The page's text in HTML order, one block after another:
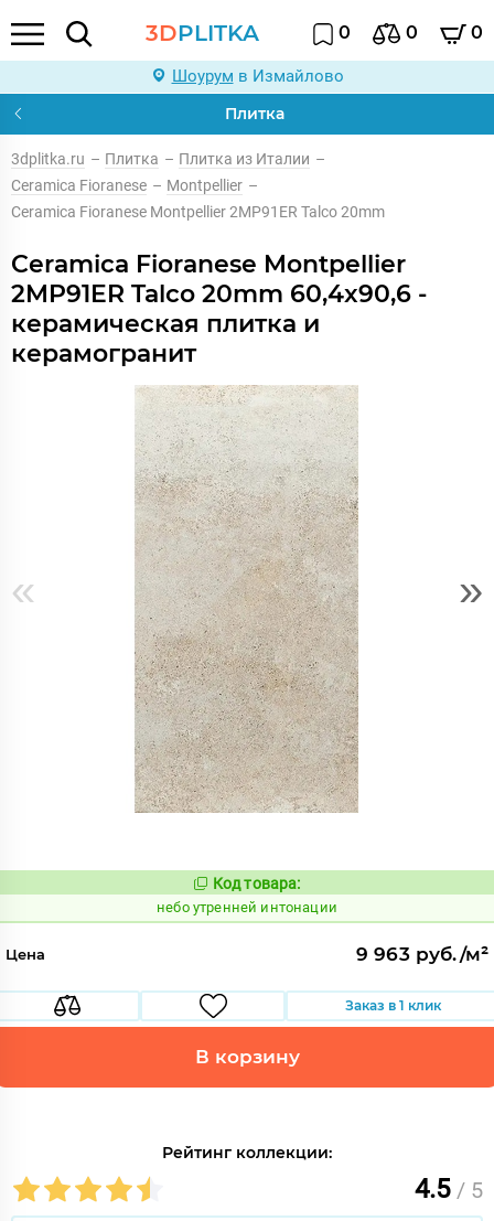
3DPLITKA 0 0 0
Шоурум в Измайлово
Плитка
3dplitka.ru – Плитка – Плитка из Италии –
Ceramica Fioranese – Montpellier –
Ceramica Fioranese Montpellier 2MP91ER Talco 20mm
Ceramica Fioranese Montpellier
2MP91ER Talco 20mm 60,4x90,6 -
керамическая плитка и
керамогранит
« »
Код:
1123033
Код товара:
небо утренней интонации
Цена 9 963 руб./м²
Заказ в 1 клик
В корзину
Рейтинг коллекции:
4.5 / 5